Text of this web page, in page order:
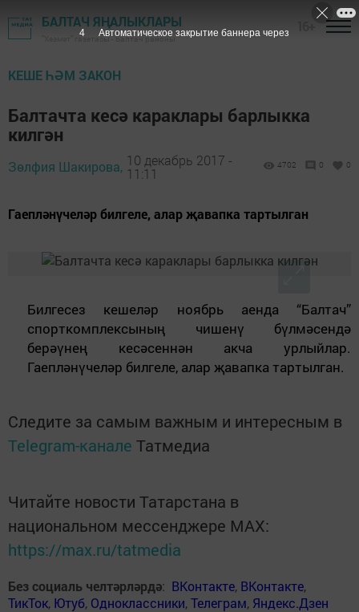
БАЛТАЧ ЯҢАЛЫКЛАРЫ
"Хезмәт" газетасы - Балтач районы
КЕШЕ ҺӘМ ЗАКОН
Балтачта кесә караклары барлыкка
килгән
Зөлфия Шакирова, 10 декабрь 2017 -
11:11
4702 0 0
Гаепләнүчеләр билгеле, алар җавапка тартылган
Билгесез кешеләр ноябрь аенда “Балтач”
спорткомплексының чишенү бүлмәсендә
берәүнең кесәсеннән акча урлыйлар.
Гаепләнүчеләр билгеле, алар җавапка тартылган.
Следите за самым важным и интересным в
Telegram-канале Татмедиа
Читайте новости Татарстана в
национальном мессенджере MАХ:
https://max.ru/tatmedia
Без социаль челтәрләрдә: ВКонтакте, ВКонтакте,
ТикТок, Ютуб, Одноклассники,Телеграм, Яндекс.Дзен
3 Автоматическое закрытие баннера через